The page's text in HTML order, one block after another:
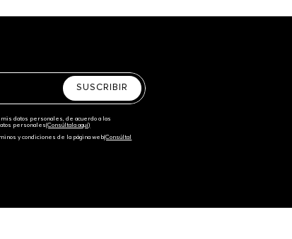
SUSCRIBIR
mis datos personales, de acuerdo a las
personales‎(Consúltala aquí)
y condiciones de la página web‎(Consúltal